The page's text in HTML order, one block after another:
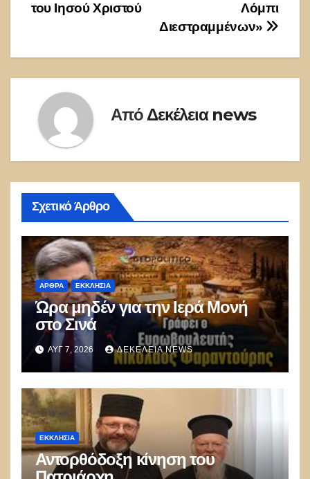
Λόμπι
Διεστραμμένων»
του Ιησού Χριστού
Από Δεκέλεια news
Σχετικό Άρθρο
ΑΡΘΡΑ ΕΚΚΛΗΣΊΑ
Ώρα μηδέν για την Ιερά Μονή
στο Σινά
ΑΥΓ 7, 2026 ΔΕΚΈΛΕΙΑ NEWS
ΕΚΚΛΗΣΊΑ
Αντορθόδοξη κίνηση του